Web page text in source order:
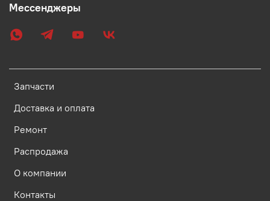
Запчасти
Доставка и оплата
Ремонт
Распродажа
О компании
Контакты
Мессенджеры